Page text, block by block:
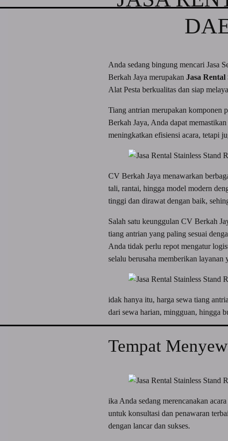
Anda sedang bingung mencari Jasa
Berkah Jaya merupakanJasa
Alat Pesta berkualitas dan siap
Tiang antrian merupakan komponen
Berkah Jaya, Anda dapat
meningkatkan efisiensi acara, tetapi
CV Berkah Jaya menawarkan
tali, rantai, hingga model modern
tinggi dan dirawat dengan baik,
Salah satu keunggulan CV Berkah
tiang antrian yang paling sesuai
Anda tidak perlu repot mengatur
selalu berusaha memberikan layanan
idak hanya itu, harga sewa tiang
dari sewa harian, mingguan, hingga
Tempat
ika Anda sedang merencanakan
untuk konsultasi dan penawaran
dengan lancar dan sukses.